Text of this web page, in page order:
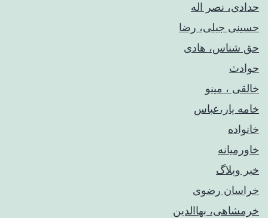
حدادی، نصر اله
حسینی جبلی، رضا
حق شناس، هادی
حوادث
خالقی ، مینو
خامه یار،عباس
خانواده
خاورمیانه
خبر وبلاگ
خراسان رضوی
خرمشاهی، بهاالدین